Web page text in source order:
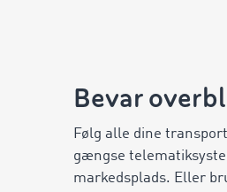
Bevar
Følg alle dine
gængse
markedsplads. Eller